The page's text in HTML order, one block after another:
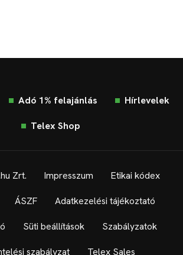
Adó 1% felajánlás Hírlevelek
Telex Shop
Zrt. Impresszum Etikai kódex
ÁSZF Adatkezelési tájékoztató
Süti beállítások Szabályzatok
szabályzat Telex Sales